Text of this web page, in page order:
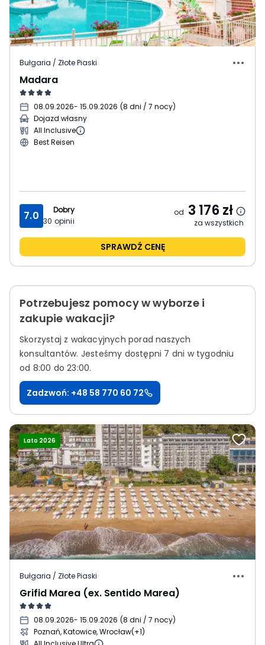
Bułgaria / Złote Piaski
Madara
08.09.2026- 15.09.2026 (8 dni / 7 nocy)
Dojazd własny
All Inclusive
Best Reisen
7.0
Dobry
30 opinii
od 3 176zł
za wszystkich
SPRAWDŹ CENĘ
Potrzebujesz pomocy w wyborze i
zakupie wakacji?
Skorzystaj z wakacyjnych porad naszych
konsultantów. Jesteśmy dostępni 7 dni w tygodniu
od 8:00 do 23:00.
Zadzwoń: +48 58 770 60 72
Lato 2026
Bułgaria / Złote Piaski
Grifid Marea (ex. Sentido Marea)
08.09.2026- 15.09.2026 (8 dni / 7 nocy)
Poznań, Katowice, Wrocław(+1)